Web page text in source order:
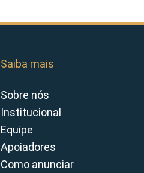
Saiba mais
Sobre nós
Institucional
Equipe
Apoiadores
Como anunciar